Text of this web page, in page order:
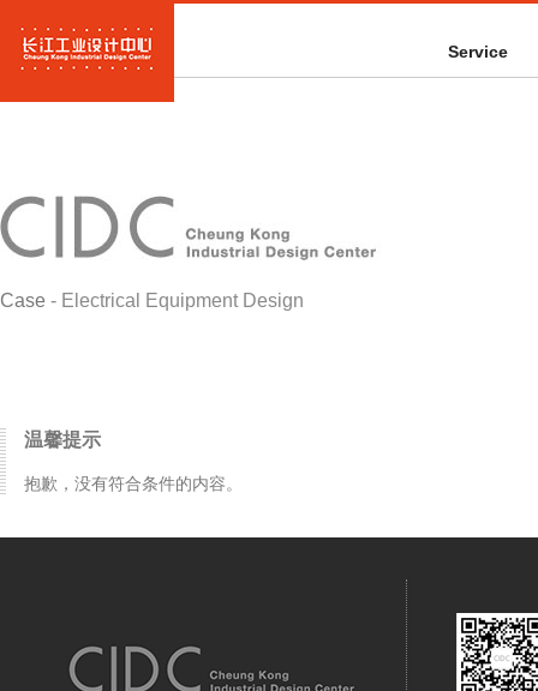
Service
Case - Electrical Equipment Design
温馨提示
抱歉，没有符合条件的内容。